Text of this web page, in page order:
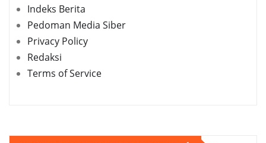
Indeks Berita
Pedoman Media Siber
Privacy Policy
Redaksi
Terms of Service